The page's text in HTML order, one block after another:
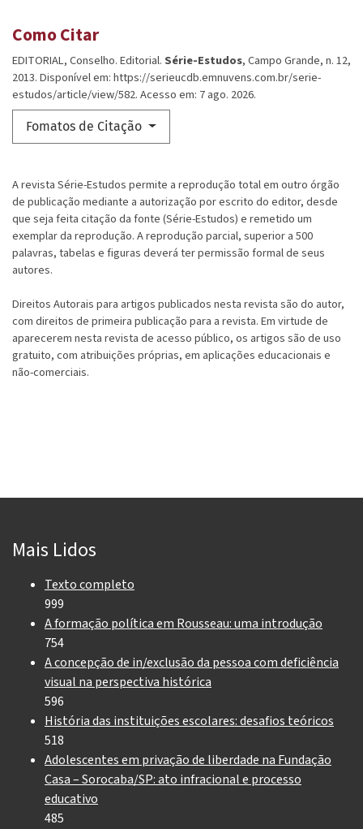
Como Citar
EDITORIAL, Conselho. Editorial. Série-Estudos, Campo Grande, n. 12,
2013. Disponível em: https://serieucdb.emnuvens.com.br/serie-
estudos/article/view/582. Acesso em: 7 ago. 2026.
Fomatos de Citação
A revista Série-Estudos permite a reprodução total em outro órgão
de publicação mediante a autorização por escrito do editor, desde
que seja feita citação da fonte (Série-Estudos) e remetido um
exemplar da reprodução. A reprodução parcial, superior a 500
palavras, tabelas e figuras deverá ter permissão formal de seus
autores.
Direitos Autorais para artigos publicados nesta revista são do autor,
com direitos de primeira publicação para a revista. Em virtude de
aparecerem nesta revista de acesso público, os artigos são de uso
gratuito, com atribuições próprias, em aplicações educacionais e
não-comerciais.
Mais Lidos
Texto completo
999
A formação política em Rousseau: uma introdução
754
A concepção de in/exclusão da pessoa com deficiência
visual na perspectiva histórica
596
História das instituições escolares: desafios teóricos
518
Adolescentes em privação de liberdade na Fundação
Casa – Sorocaba/SP: ato infracional e processo
educativo
485